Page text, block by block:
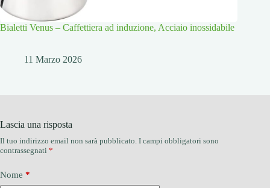
Bialetti Venus – Caffettiera ad induzione, Acciaio inossidabile
11 Marzo 2026
Lascia una risposta
Il tuo indirizzo email non sarà pubblicato. I campi obbligatori sono
contrassegnati *
Nome *